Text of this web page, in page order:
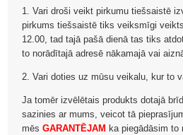
1. Vari droši veikt pirkumu tiešsaistē
pirkums tiešsaistē tiks veiksmīgi
12.00, tad tajā pašā dienā tas tiks
to norādītajā adresē nākamajā vai
2. Vari doties uz mūsu veikalu, kur to
Ja tomēr izvēlētais produkts dotajā
sazinies ar mums, veicot tā
mēsGARANTĒJAM ka piegādāsim